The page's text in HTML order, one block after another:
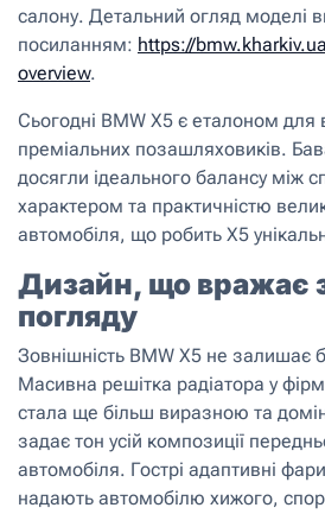
салону. Детальний огляд моделі
посиланням: https://
overview.
Сьогодні BMW X5 є еталоном для
преміальних позашляховиків.
досягли ідеального балансу між
характером та практичністю
автомобіля, що робить X5
Дизайн, що вражає
погляду
Зовнішність BMW X5 не залишає
Масивна решітка радіатора у
стала ще більш виразною та
задає тон усій композиції
автомобіля. Гострі адаптивні
надають автомобілю хижого,